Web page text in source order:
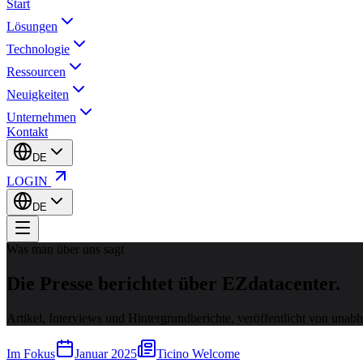
Start
Lösungen
Technologie
Ressourcen
Neuigkeiten
Unternehmen
Kontakt
DE
LOGIN
DE
Was man über uns sagt
Die Presse berichtet über EZdatacenter.
Artikel, Interviews und Hintergrundberichte, veröffentlicht von
Im Fokus Januar 2025 Ticino Welcome